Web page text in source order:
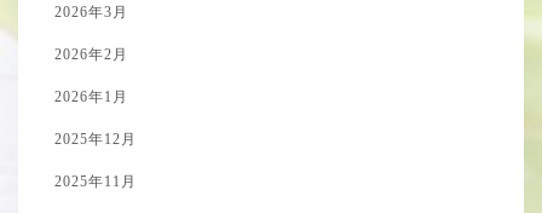
2026年3月
2026年2月
2026年1月
2025年12月
2025年11月